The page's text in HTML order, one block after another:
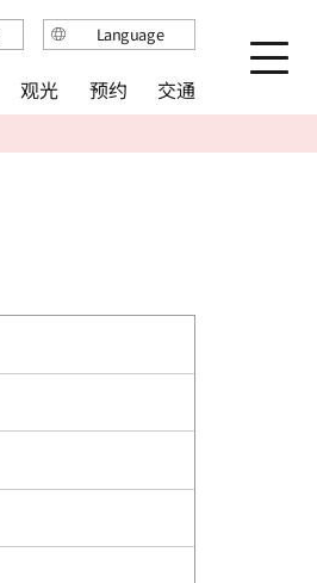
观光 预约 交通
Language
English
简体中文